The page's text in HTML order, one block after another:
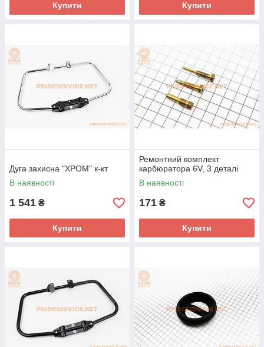
Купити Купити
Дуга захисна "ХРОМ" к-кт
В наявності
1 541 ₴
Купити
Ремонтний комплект
карбюратора 6V, 3 деталі
В наявності
171 ₴
Купити